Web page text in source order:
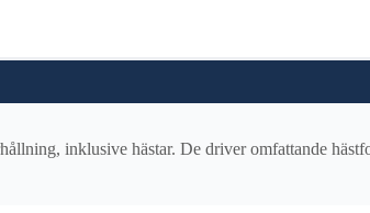
inklusive hästar. De driver omfattande